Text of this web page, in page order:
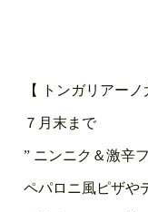
【 トンガリアーノ
７月末まで
” ニンニク＆激辛
ペパロニ風ピザや